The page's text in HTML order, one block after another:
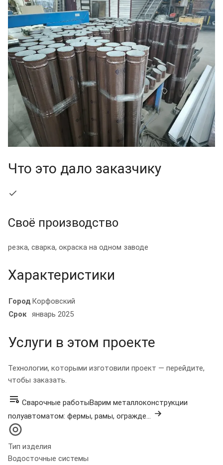
Что это дало заказчику
Своё производство
резка, сварка, окраска на одном заводе
Характеристики
Город Корфовский
Срок
январь 2025
Услуги в этом проекте
Технологии, которыми изготовили проект — перейдите,
чтобы заказать.
Сварочные работыВарим металлоконструкции
полуавтоматом: фермы, рамы, огражде...
Тип изделия
Водосточные системы